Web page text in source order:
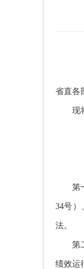
省直各
现
第
34号）
法。
第
绩效运